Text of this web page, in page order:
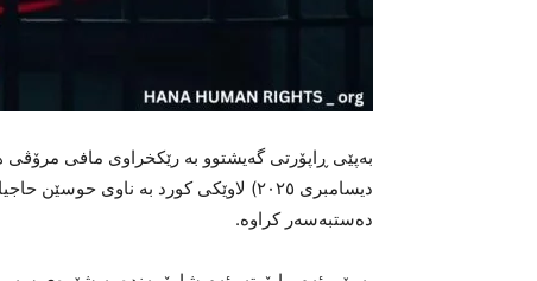
دیسامبری ٢٠٢٥) لاوێکی کورد بە ناوی
دەستبەسەر کراوە.